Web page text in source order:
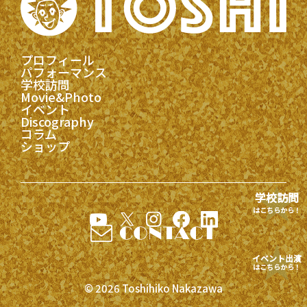
学校訪問
はこちらから！
イベント出演
はこちらから！
プロフィール
パフォーマンス
学校訪問
Movie&Photo
イベント
Discography
コラム
ショップ
© 2026 Toshihiko Nakazawa